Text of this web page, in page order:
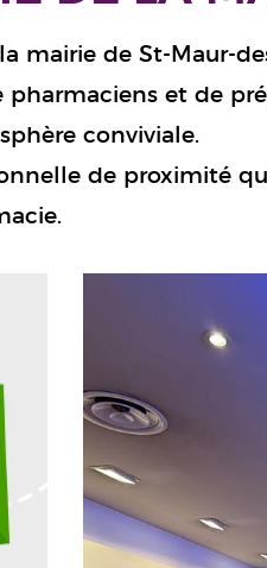
mairie de St-Maur-
et de
conviviale.
de proximité